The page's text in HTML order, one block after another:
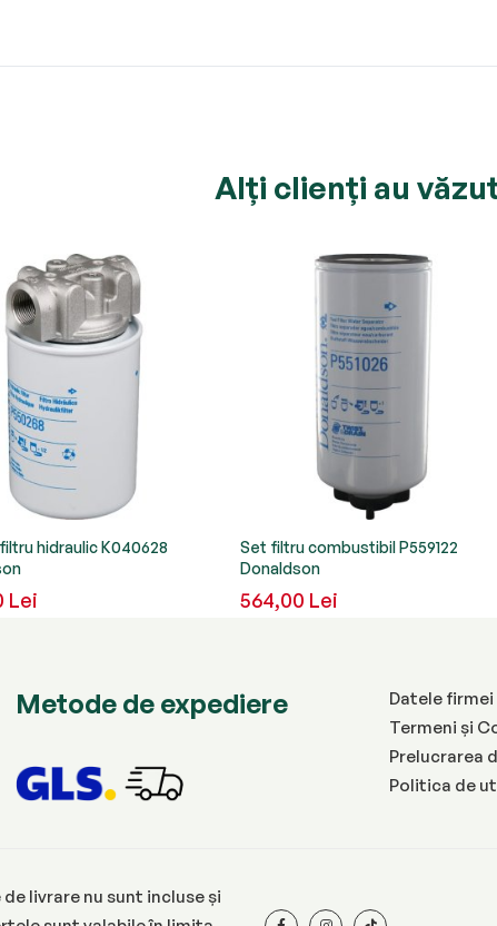
Alți clienți au
hidraulic K040628
Lei
Set filtru combustibil P559122
Donaldson
564,00 Lei
Metode de expediere
Datele firmei
Termeni și
Prelucrarea
Politica de
livrare nu sunt incluse și